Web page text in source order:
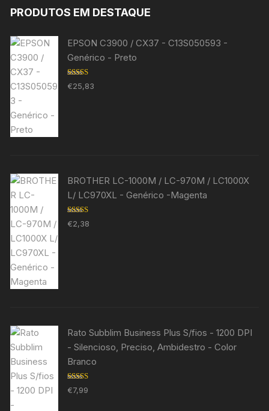
PRODUTOS EM DESTAQUE
EPSON C3900 / CX37 - C13S050593 -
Genérico - Preto
Avaliação
5.00de 5
€25,83
BROTHER LC-1000M / LC-970M / LC1000X
L/ LC970XL - Genérico -Magenta
Avaliação
5.00de 5
€2,38
Rato Subblim Business Plus S/fios - 1200 DPI
- Silencioso, Preciso, Ambidestro - Color
Branco
Avaliação
5.00de 5
€7,99